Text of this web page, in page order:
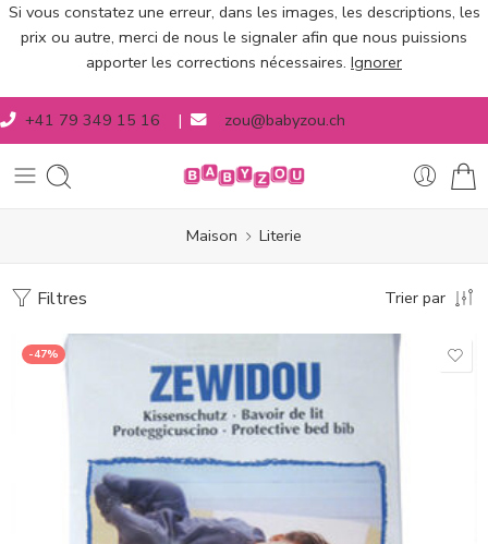
Si vous constatez une erreur, dans les images, les descriptions, les
prix ou autre, merci de nous le signaler afin que nous puissions
apporter les corrections nécessaires. Ignorer
+41 79 349 15 16 | zou@babyzou.ch
Maison Literie
Filtres Trier par
-47%